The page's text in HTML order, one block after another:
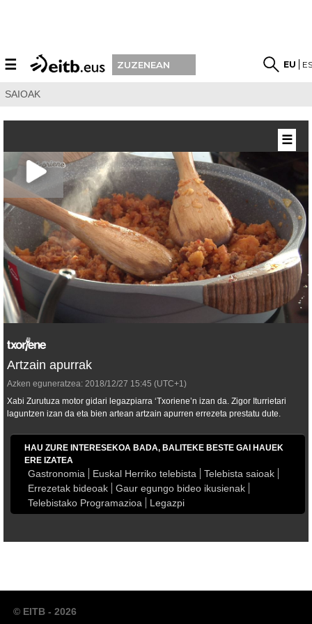
☰ ZUZENEAN EU
SAIOAK
Artzain apurrak
Azken eguneratzea: 2018/12/27 15:45 (UTC+1)
Xabi Zurutuza motor gidari legazpiarra ‘Txoriene’n izan da. Zigor Iturrietari
laguntzen izan da eta bien artean artzain apurren errezeta prestatu dute.
HAU ZURE INTERESEKOA BADA, BALITEKE BESTE GAI HAUEK
ERE IZATEA
Gastronomia Euskal Herriko telebista
Telebista saioak
Errezetak bideoak
Gaur egungo bideo ikusienak
Telebistako Programazioa
Legazpi
☰
© EITB - 2026